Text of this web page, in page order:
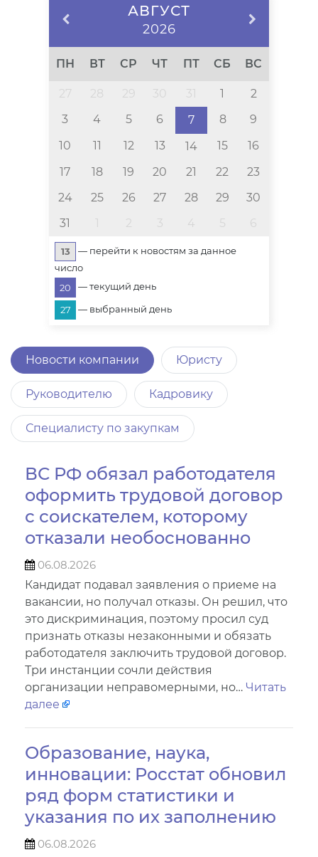
Новости компании Юристу
Руководителю Кадровику
Специалисту по закупкам
ВС РФ обязал работодателя
оформить трудовой договор
с соискателем, которому
отказали необоснованно
06.08.2026
Кандидат подавал заявления о приеме на
вакансии, но получал отказы. Он решил, что
это дискриминация, поэтому просил суд
признать отказы незаконными и обязать
работодателя заключить трудовой договор.
Три инстанции сочли действия
организации неправомерными, но… Читать
далее
Образование, наука,
инновации: Росстат обновил
ряд форм статистики и
указания по их заполнению
06.08.2026
АВГУСТ
2026
ПН ВТ СР ЧТ ПТ СБ ВС
27 28 29 30 31 1
2
3
4 5 6 7 8
9
10
11 12 13 14 15
16
17
18 19 20 21 22
23
24
25 26 27 28 29
30
31
1 2 3 4 5 6
13
— перейти к новостям за данное
число
20
— текущий день
27 — выбранный день